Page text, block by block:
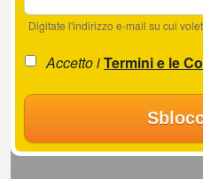
Digitate l'indirizzo e-mail su cui
Accetto iTermini e le